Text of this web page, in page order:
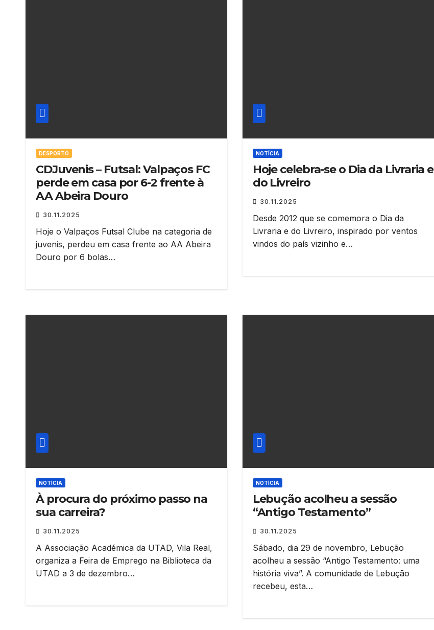
DESPORTO
CDJuvenis – Futsal: Valpaços FC
perde em casa por 6-2 frente à
AA Abeira Douro
30.11.2025
Hoje o Valpaços Futsal Clube na categoria de
juvenis, perdeu em casa frente ao AA Abeira
Douro por 6 bolas…
NOTÍCIA
Hoje celebra-se o Dia da Livraria e
do Livreiro
30.11.2025
Desde 2012 que se comemora o Dia da
Livraria e do Livreiro, inspirado por ventos
vindos do país vizinho e…
NOTÍCIA
À procura do próximo passo na
sua carreira?
30.11.2025
A Associação Académica da UTAD, Vila Real,
organiza a Feira de Emprego na Biblioteca da
UTAD a 3 de dezembro…
NOTÍCIA
Lebução acolheu a sessão
“Antigo Testamento”
30.11.2025
Sábado, dia 29 de novembro, Lebução
acolheu a sessão “Antigo Testamento: uma
história viva”. A comunidade de Lebução
recebeu, esta…